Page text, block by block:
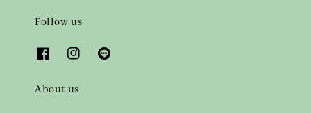
Follow us
About us